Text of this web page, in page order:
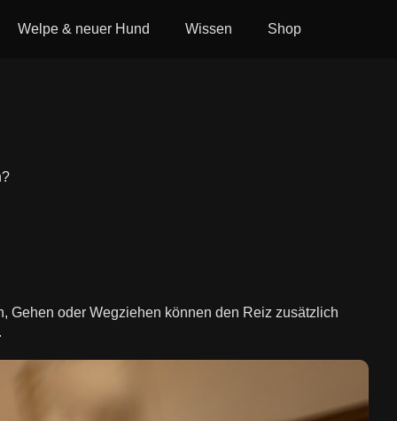
Welpe & neuer Hund Wissen Shop
Gehen oder Wegziehen können den Reiz zusätzlich